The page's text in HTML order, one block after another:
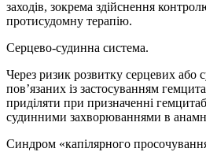
заходів, зокрема здійснення
протисудомну терапію.
Серцево-судинна система.
Через ризик розвитку серцевих або
пов’язаних із застосуванням
приділяти при призначенні
судинними захворюваннями в
Синдром «капілярного